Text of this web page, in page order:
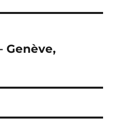
Genève,